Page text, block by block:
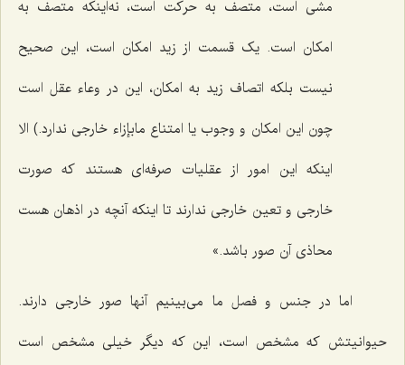
مشى است، متصف به حرکت است، نه‌اینکه متصف به
امکان است. یک قسمت از زید امکان است، این صحیح
نیست بلکه اتصاف زید به امکان، این در وعاء عقل است
چون این امکان و وجوب یا امتناع مابإزاء خارجى ندارد.) الا
اینکه این امور از عقلیات صرفه‌اى هستند که صورت
خارجى و تعین خارجى ندارند تا اینکه آنچه در اذهان هست
محاذى آن صور باشد.»
اما در جنس و فصل ما مى‌بینیم آنها صور خارجى دارند.
حیوانیتش که مشخص است، این که دیگر خیلى مشخص است